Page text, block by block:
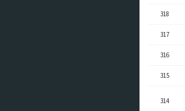
318
317
316
315
314